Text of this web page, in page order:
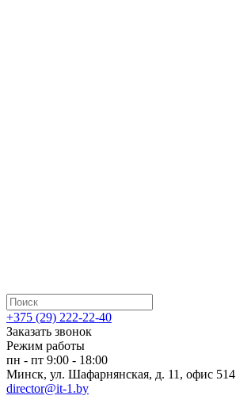
+375 (29) 222-22-40
Заказать звонок
Режим работы
пн - пт 9:00 - 18:00
Минск, ул. Шафарнянская, д. 11, офис 514
director@it-1.by